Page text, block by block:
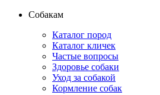
Собакам
Каталог пород
Каталог кличек
Частые вопросы
Здоровье собаки
Уход за собакой
Кормление собак